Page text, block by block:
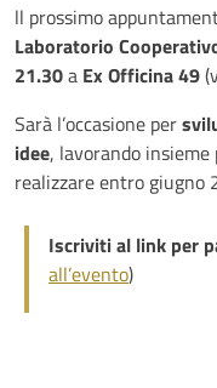
ll prossimo
Laboratorio
21.30a Ex Officina 49
Sarà l’occasione per
idee, lavorando
realizzare entro giugno
Iscriviti al link per
all’evento)